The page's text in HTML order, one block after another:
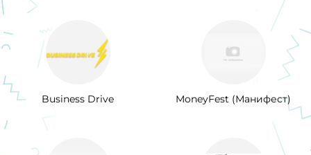
Business Drive MoneyFest (Манифест)